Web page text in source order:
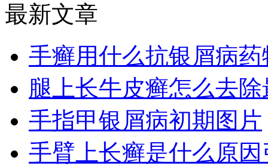
最新文章
手癣用什么抗银屑病药
腿上长牛皮癣怎么去
手指甲银屑病初期图片
手臂上长癣是什么原